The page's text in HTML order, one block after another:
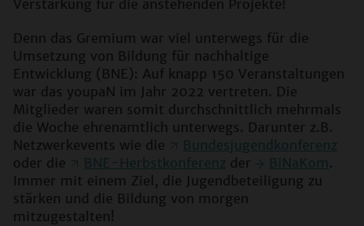
Verstärkung für die anstehenden Projekte!
Denn das Gremium war viel unterwegs für die
Umsetzung von Bildung für nachhaltige
Entwicklung (BNE): Auf knapp 150 Veranstaltungen
war das youpaN im Jahr 2022 vertreten. Die
Mitglieder waren somit durchschnittlich mehrmals
die Woche ehrenamtlich unterwegs. Darunter z.B.
Netzwerkevents wie die
Bundesjugendkonferenz
oder die
BNE-Herbstkonferenz der BiNaKom .
Immer mit einem Ziel, die Jugendbeteiligung zu
stärken und die Bildung von morgen
mitzugestalten!